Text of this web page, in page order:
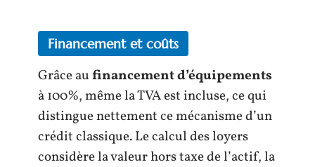
Financement et coûts
Grâce aufinancement d’équipements
à 100%, même la TVA est incluse, ce qui
distingue nettement ce mécanisme d’un
crédit classique. Le calcul des loyers
considère la valeur hors taxe de l’actif, la